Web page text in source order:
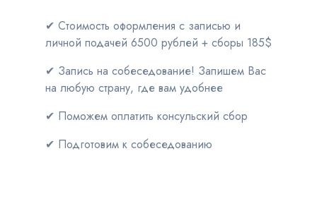
✔ Стоимость оформления с записью и
личной подачей 6500 рублей + сборы 185$
✔ Запись на собеседование! Запишем Вас
на любую страну, где вам удобнее
✔ Поможем оплатить консульский сбор
✔ Подготовим к собеседованию